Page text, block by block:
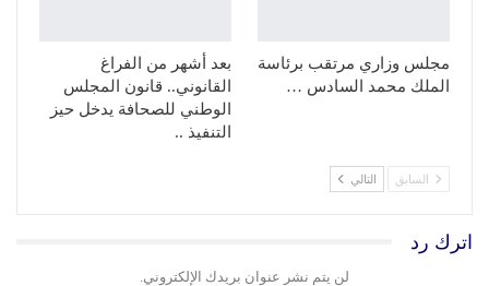
مجلس وزاري مرتقب برئاسة
الملك محمد السادس …
بعد أشهر من الفراغ
القانوني.. قانون المجلس
الوطني للصحافة يدخل حيز
التنفيذ ..
السابق التالي
اترك رد
لن يتم نشر عنوان بريدك الإلكتروني.